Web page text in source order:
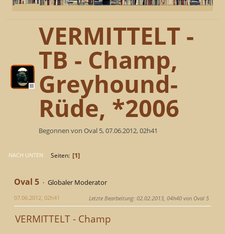
VERMITTELT -
TB - Champ,
Greyhound-
Rüde, *2006
Begonnen von Oval 5, 07.06.2012, 02h41
NACH UNTEN Seiten 1
Oval 5 Globaler Moderator
07.06.2012, 02h41 Letzte Bearbeitung: 02.02.2013, 04h40 von Oval 5
VERMITTELT - Champ